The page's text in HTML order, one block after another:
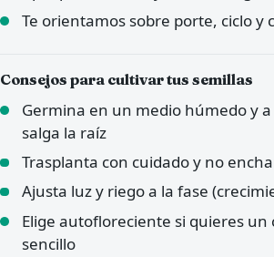
Te orientamos sobre porte, ciclo y
Consejos para cultivar tus semillas
Germina en un medio húmedo y
salga la raíz
Trasplanta con cuidado y no
Ajusta luz y riego a la fase
Elige autofloreciente si quieres un
sencillo